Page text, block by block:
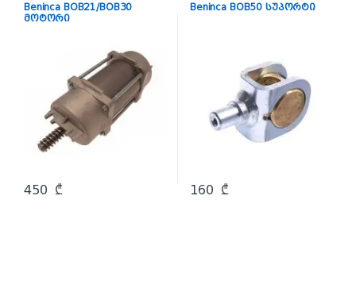
Beninca BOB21/BOB30
მოტორი
450₾
Beninca BOB50 სუპორტი
160₾